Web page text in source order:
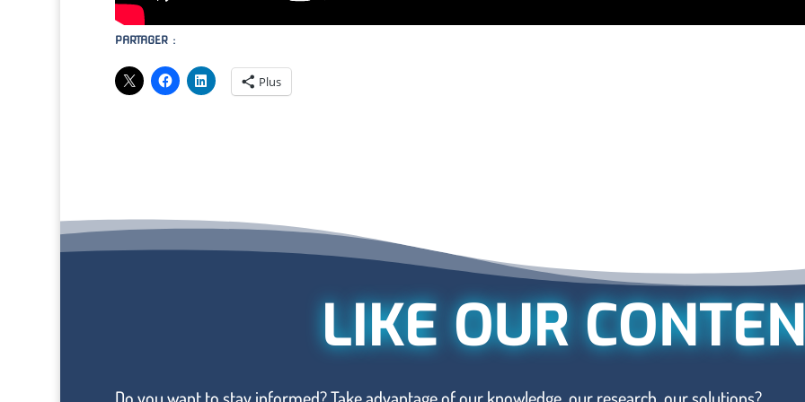
PARTAGER :
Plus
LIKE OUR
Do you want to stay informed? Take advantage of our knowledge, our research, our solutions?